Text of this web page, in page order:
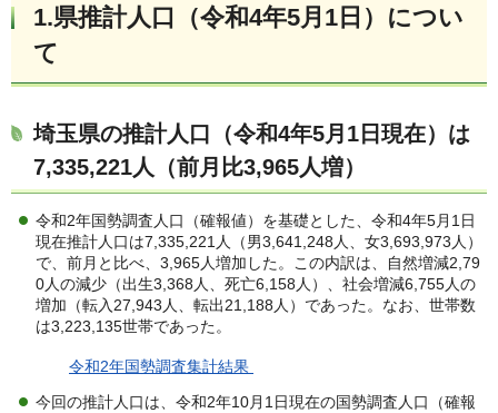
1.県推計人口（令和4年5月1日） につい
て
埼玉県の推計人口（令和4年5月1日現在）は
7,335,221人（前月比3,965人増）
令和2年国勢調査人口（確報値）を基礎とした、令和4年5月1日
現在推計人口は7,335,221人（男3,641,248人、女3,693,973人）
で、前月と比べ、3,965人増加した。この内訳は、自然増減2,79
0人の減少（出生3,368人、死亡6,158人）、社会増減6,755人の
増加（転入27,943人、転出21,188人）であった。なお、世帯数
は3,223,135世帯であった。
令和2年国勢調査集計結果
今回の推計人口は、令和2年10月1日現在の国勢調査人口（確報